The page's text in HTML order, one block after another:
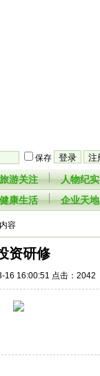
保存
旅游关注
人物纪实
健康生活 企业天地
容
资研修
16 16:00:51 点击：2042